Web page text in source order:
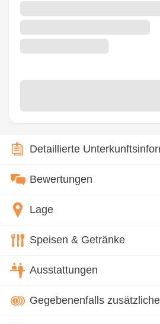
Detaillierte
Bewertungen
Lage
Speisen & Getränke
Ausstattungen
Gegebenenfalls